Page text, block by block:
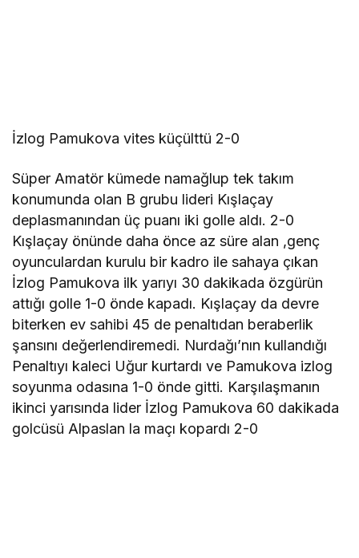
İzlog Pamukova vites küçülttü 2-0
Süper Amatör kümede namağlup tek takım
konumunda olan B grubu lideri Kışlaçay
deplasmanından üç puanı iki golle aldı. 2-0
Kışlaçay önünde daha önce az süre alan ,genç
oyunculardan kurulu bir kadro ile sahaya çıkan
İzlog Pamukova ilk yarıyı 30 dakikada özgürün
attığı golle 1-0 önde kapadı. Kışlaçay da devre
biterken ev sahibi 45 de penaltıdan beraberlik
şansını değerlendiremedi. Nurdağı’nın kullandığı
Penaltıyı kaleci Uğur kurtardı ve Pamukova izlog
soyunma odasına 1-0 önde gitti. Karşılaşmanın
ikinci yarısında lider İzlog Pamukova 60 dakikada
golcüsü Alpaslan la maçı kopardı 2-0